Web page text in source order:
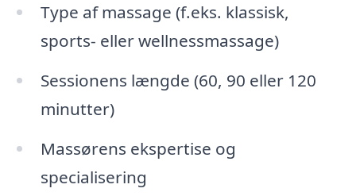
Type af massage (f.eks. klassisk,
sports- eller wellnessmassage)
Sessionens længde (60, 90 eller 120
minutter)
Massørens ekspertise og
specialisering